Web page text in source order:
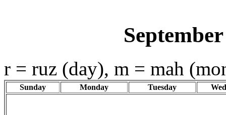
r = ruz (day), m = mah
Sunday Monday Tuesday